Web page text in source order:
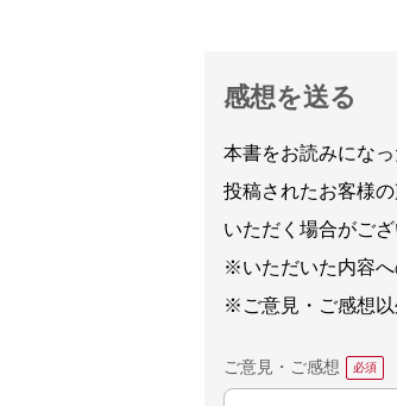
感想を送る
本書をお読みにな
投稿されたお客様
いただく場合がござ
※いただいた内容へ
※ご意見・ご感想以
ご意見・ご感想